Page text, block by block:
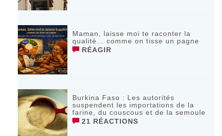
Maman, laisse moi te raconter la
qualité… comme on tisse un pagne
RÉAGIR
Burkina Faso : Les autorités
suspendent les importations de la
farine, du couscous et de la semoule
21 RÉACTIONS